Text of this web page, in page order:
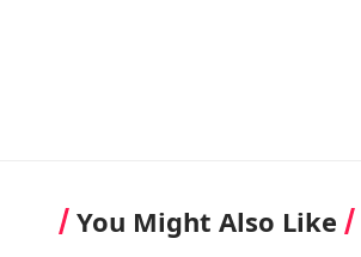
You Might Also Like